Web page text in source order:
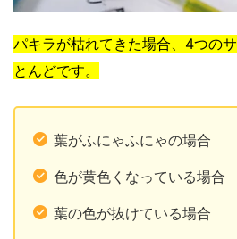
パキラが枯れてきた場合、4つの
とんどです。
葉がふにゃふにゃの場合
色が黄色くなっている場合
葉の色が抜けている場合